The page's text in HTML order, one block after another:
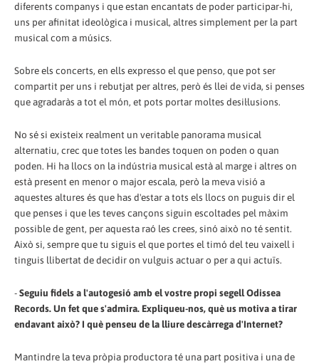
diferents companys i que estan encantats de poder participar-hi,
uns per afinitat ideològica i musical, altres simplement per la part
musical com a músics.
Sobre els concerts, en ells expresso el que penso, que pot ser
compartit per uns i rebutjat per altres, però és llei de vida, si penses
que agradaràs a tot el món, et pots portar moltes desil·lusions.
No sé si existeix realment un veritable panorama musical
alternatiu, crec que totes les bandes toquen on poden o quan
poden. Hi ha llocs on la indústria musical està al marge i altres on
està present en menor o major escala, però la meva visió a
aquestes altures és que has d'estar a tots els llocs on puguis dir el
que penses i que les teves cançons siguin escoltades pel màxim
possible de gent, per aquesta raó les crees, sinó això no té sentit.
Això si, sempre que tu siguis el que portes el timó del teu vaixell i
tinguis llibertat de decidir on vulguis actuar o per a qui actuïs.
-Seguiu fidels a l'autogesió amb el vostre propi segell Odissea
Records. Un fet que s'admira. Expliqueu-nos, què us motiva a tirar
endavant això? I què penseu de la lliure descàrrega d'Internet?
Mantindre la teva pròpia productora té una part positiva i una de